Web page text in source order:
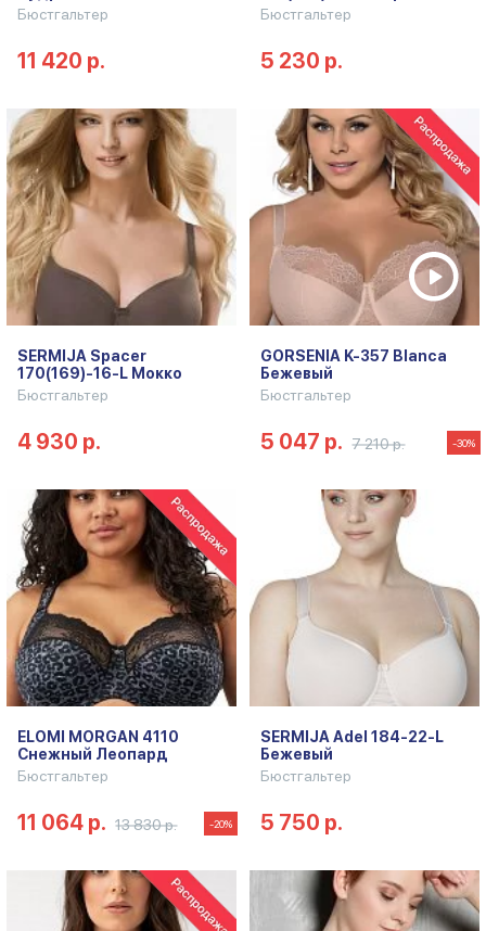
Бюстгальтер
11 420 р.
Бюстгальтер
5 230 р.
SERMIJA Spacer
170(169)-16-L Мокко
Бюстгальтер
4 930 р.
GORSENIA K-357 Blanca
Бежевый
Бюстгальтер
5 047 р. 7 210 р. -30%
ELOMI MORGAN 4110
Снежный Леопард
Бюстгальтер
11 064 р. 13 830 р. -20%
SERMIJA Adel 184-22-L
Бежевый
Бюстгальтер
5 750 р.